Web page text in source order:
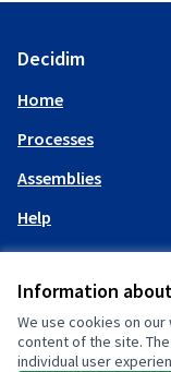
Information
We use cookies on
content of the site.
individual user
Decidim
Home
Processes
Assemblies
Help
My account
Log in